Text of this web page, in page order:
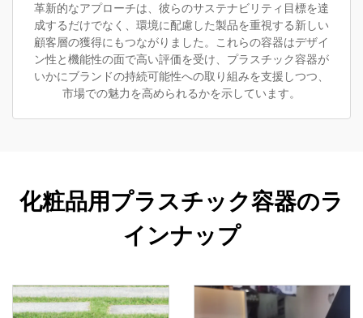
革新的なアプローチは、彼らのサステナビリティ目標を達
成するだけでなく、環境に配慮した製品を重視する新しい
顧客層の獲得にもつながりました。これらの容器はデザイ
ン性と機能性の面で高い評価を受け、プラスチック容器が
いかにブランドの持続可能性への取り組みを支援しつつ、
市場での魅力を高められるかを示しています。
化粧品用プラスチック容器のラ
インナップ